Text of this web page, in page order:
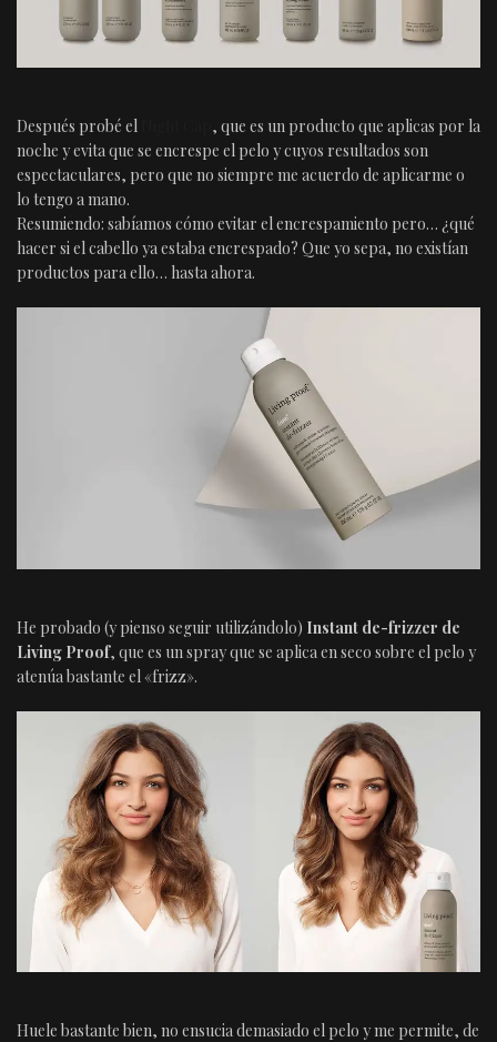
Después probé el
, que es un producto que aplicas por la
noche y evita que se encrespe el pelo y cuyos resultados son
espectaculares, pero que no siempre me acuerdo de aplicarme o
lo tengo a mano.
Resumiendo: sabíamos cómo evitar el encrespamiento pero… ¿qué
hacer si el cabello ya estaba encrespado? Que yo sepa, no existían
productos para ello… hasta ahora.
He probado (y pienso seguir utilizándolo) Instant de-frizzer de
Living Proof, que es un spray que se aplica en seco sobre el pelo y
atenúa bastante el «frizz».
Huele bastante bien, no ensucia demasiado el pelo y me permite, de